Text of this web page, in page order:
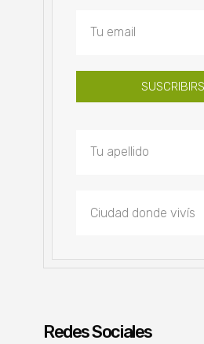
Redes Sociales